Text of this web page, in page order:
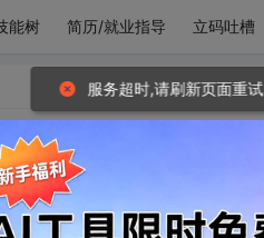
能树 简历/就业指导 立码吐槽
~
服务超时,请刷新页面重试